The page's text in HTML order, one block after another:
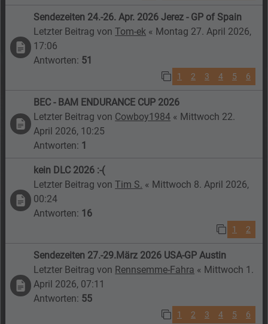
Sendezeiten 24.-26. Apr. 2026 Jerez - GP of Spain
Letzter Beitrag vonTom-ek « Montag 27. April 2026,
17:06
Antworten: 51
1 2 3 4 5 6
BEC - BAM ENDURANCE CUP 2026
Letzter Beitrag von Cowboy1984 « Mittwoch 22.
April 2026, 10:25
Antworten: 1
kein DLC 2026 :-(
Letzter Beitrag vonTim S. « Mittwoch 8. April 2026,
00:24
Antworten: 16
1 2
Sendezeiten 27.-29.März 2026 USA-GP Austin
Letzter Beitrag von Rennsemme-Fahra « Mittwoch 1.
April 2026, 07:11
Antworten: 55
1 2 3 4 5 6